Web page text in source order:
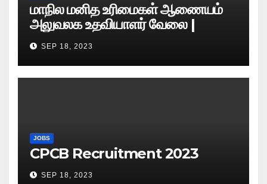
மாநில மனித உரிமைகள் ஆணையம்
அலுவலக உதவியாளர் வேலை |
எழுத்துத் தேர்வு தேதி அறிவிப்பு..?
SEP 18, 2023
JOBS
CPCB Recruitment 2023
SEP 18, 2023